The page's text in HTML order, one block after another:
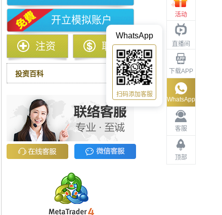
活动
直播间
下载APP
客服
顶部
WhatsApp
WhatsApp
扫码添加客服
开立模拟账户
注资 取款
投资百科